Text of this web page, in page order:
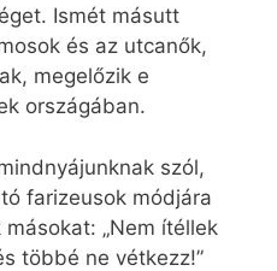
Ismét másutt
és az utcanők,
megelőzik e
országában.
szól,
farizeusok módjára
„Nem ítéllek
többé ne vétkezz!”